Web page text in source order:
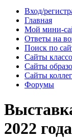
Вход/
Главная
Мой мини-
Ответы на
Поиск по
Сайты
Сайты
Сайты коллег
Форумы
2022